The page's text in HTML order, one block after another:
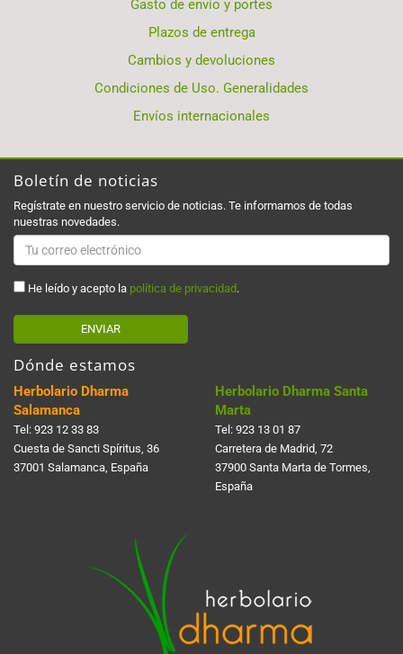
Gasto de envío y portes
Plazos de entrega
Cambios y devoluciones
Condiciones de Uso. Generalidades
Envíos internacionales
Boletín de noticias
Regístrate en nuestro servicio de noticias. Te informamos de todas
nuestras novedades.
He leído y acepto la política de privacidad.
ENVIAR
Dónde estamos
Herbolario Dharma
Salamanca
Tel: 923 12 33 83
Cuesta de Sancti Spí­ritus, 36
37001 Salamanca, España
Herbolario Dharma Santa
Marta
Tel: 923 13 01 87
Carretera de Madrid, 72
37900 Santa Marta de Tormes,
España